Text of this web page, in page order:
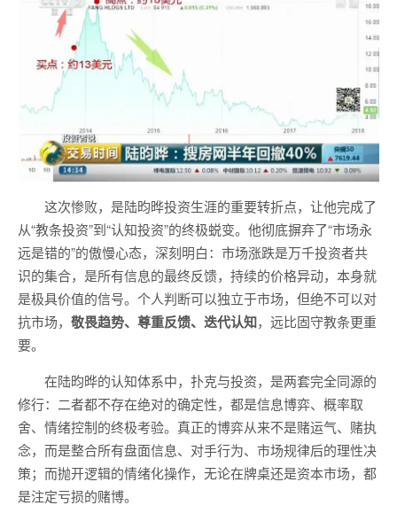
这次惨败，是陆昀晔投资生涯的重要转折点，让他完成了
从“教条投资”到“认知投资”的终极蜕变。他彻底摒弃了“市场永
远是错的”的傲慢心态，深刻明白：市场涨跌是万千投资者共
识的集合，是所有信息的最终反馈，持续的价格异动，本身就
是极具价值的信号。个人判断可以独立于市场，但绝不可以对
抗市场， 敬畏趋势、尊重反馈、迭代认知，远比固守教条更重
要。
在陆昀晔的认知体系中，扑克与投资，是两套完全同源的
修行：二者都不存在绝对的确定性，都是信息博弈、概率取
舍、情绪控制的终极考验。真正的博弈从来不是赌运气、赌执
念，而是整合所有盘面信息、对手行为、市场规律后的理性决
策；而抛开逻辑的情绪化操作，无论在牌桌还是资本市场，都
是注定亏损的赌博。